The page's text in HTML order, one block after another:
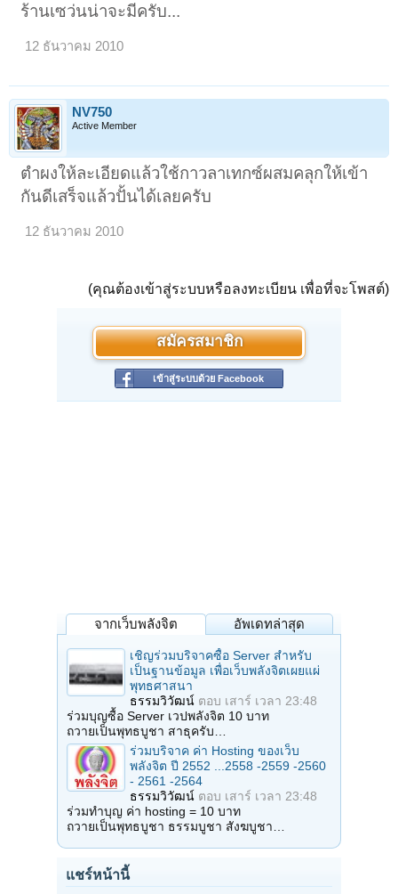
ร้านเซว่นน่าจะมีครับ...
12 ธันวาคม 2010
NV750
Active Member
ตำผงให้ละเอียดแล้วใช้กาวลาเทกซ์ผสมคลุกให้เข้า
กันดีเสร็จแล้วปั้นได้เลยครับ
12 ธันวาคม 2010
(คุณต้องเข้าสู่ระบบหรือลงทะเบียน เพื่อที่จะโพสต์)
สมัครสมาชิก
เข้าสู่ระบบด้วย Facebook
จากเว็บพลังจิต อัพเดทล่าสุด
เชิญร่วมบริจาคซื้อ Server สำหรับ
เป็นฐานข้อมูล เพื่อเว็บพลังจิตเผยแผ่
พุทธศาสนา
ธรรมวิวัฒน์ ตอบ เสาร์ เวลา 23:48
ร่วมบุญซื้อ Server เวปพลังจิต 10 บาท
ถวายเป็นพุทธบูชา สาธุครับ…
ร่วมบริจาค ค่า Hosting ของเว็บ
พลังจิต ปี 2552 ...2558 -2559 -2560
- 2561 -2564
ธรรมวิวัฒน์ ตอบ เสาร์ เวลา 23:48
ร่วมทำบุญ ค่า hosting = 10 บาท
ถวายเป็นพุทธบูชา ธรรมบูชา สังฆบูชา…
แชร์หน้านี้